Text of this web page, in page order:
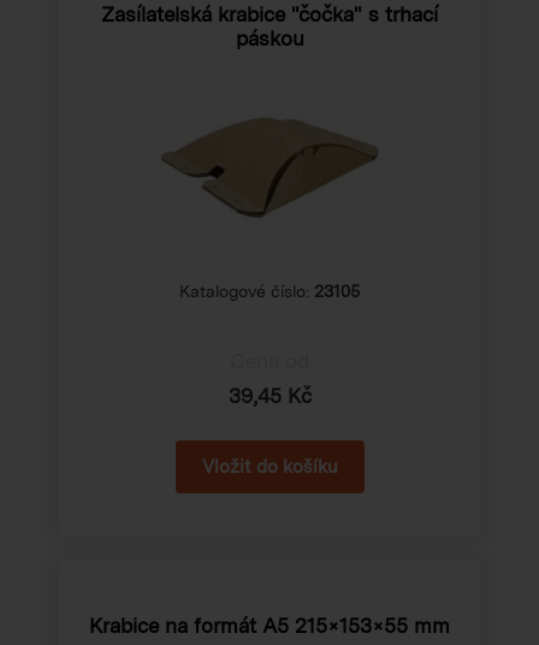
Zasílatelská krabice "čočka" s trhací
páskou
Katalogové číslo: 23105
39,45 Kč
Krabice na formát A5 215×153×55 mm